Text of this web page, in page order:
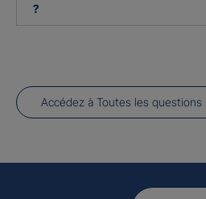
?
Accédez à Toutes les questions